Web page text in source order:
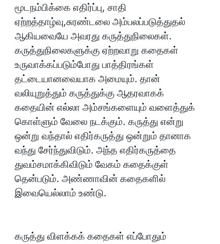
மூடநம்பிக்கை எதிர்ப்பு, சாதி
ஏற்றத்தாழ்வு,சுரண்டலை அம்பலப்படுத்துதல்
ஆகியவையே அவரது கருத்துநிலைகள்.
கருத்துநிலைகளுக்கு ஏற்றவாறு கதைகள்
உருவாக்கப்படும்போது பாத்திரங்கள்
தட்டையானவையாக அமையும். தான்
வலியுறுத்தும் கருத்துக்கு ஆதரவாகக்
கதையின் எல்லா அம்சங்களையும் வளைத்துக்
கொள்ளும் வேலை நடக்கும். கருத்து என்று
ஒன்று வந்தால் எதிர்கருத்து ஒன்றும் தானாக
வந்து சேர்ந்துவிடும். அந்த எதிர்கருத்தை
துவம்சமாக்கிவிடும் வேகம் கதைக்குள்
தென்படும். அண்ணாவின் கதைகளில்
இவையெல்லாம் உண்டு.
கருத்து விளக்கக் கதைகள் எப்போதும்